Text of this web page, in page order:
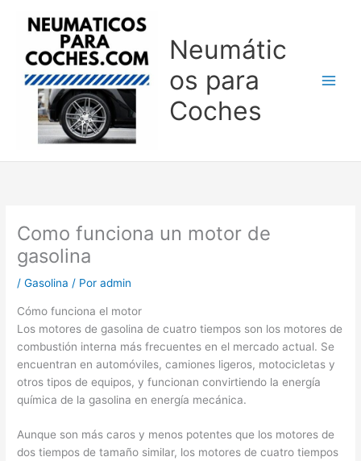
Neumátic
os para
Coches
Como funciona un motor de
gasolina
/Gasolina / Poradmin
Cómo funciona el motor
Los motores de gasolina de cuatro tiempos son los motores de
combustión interna más frecuentes en el mercado actual. Se
encuentran en automóviles, camiones ligeros, motocicletas y
otros tipos de equipos, y funcionan convirtiendo la energía
química de la gasolina en energía mecánica.
Aunque son más caros y menos potentes que los motores de
dos tiempos de tamaño similar, los motores de cuatro tiempos